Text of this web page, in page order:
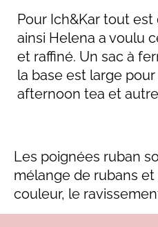
Pour Ich&Kar tout
ainsi Helena a voulu
et raffiné. Un sac à
la base est large
afternoon tea et
Les poignées ruban
mélange de rubans
couleur, le